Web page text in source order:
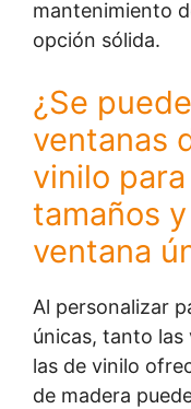
mantenimiento
opción sólida.
¿Se
ventanas
vinilo
tamaños
ventana
Al personalizar
únicas, tanto las
las de vinilo
de madera